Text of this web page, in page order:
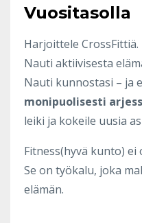
Vuositasolla
Harjoittele CrossFittiä.
Nauti aktiivisesta
Nauti kunnostasi – ja
monipuolisesti
leiki ja kokeile uusia
Fitness(hyvä kunto) ei
Se on työkalu, joka
elämän.